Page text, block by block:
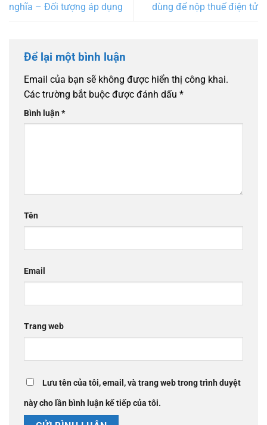
nghĩa – Đối tượng áp dụng
dùng để nộp thuế điện tử
Để lại một bình luận
Email của bạn sẽ không được hiển thị công khai.
Các trường bắt buộc được đánh dấu *
Bình luận*
Tên
Email
Trang web
Lưu tên của tôi, email, và trang web trong trình duyệt
này cho lần bình luận kế tiếp của tôi.